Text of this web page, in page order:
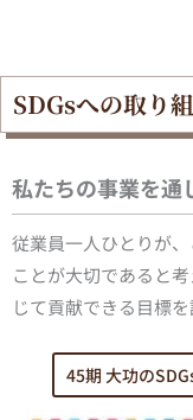
SDGsへの取り
私たちの事業を通
従業員一人ひとりが
ことが大切であると
じて貢献できる目標を
45期 大功の